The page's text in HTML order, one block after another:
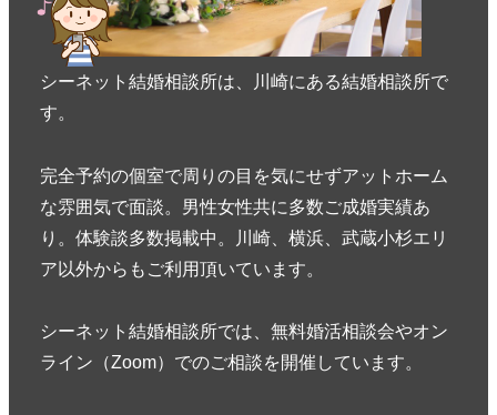
シーネット結婚相談所は、川崎にある結婚相談所で
す。
完全予約の個室で周りの目を気にせずアットホーム
な雰囲気で面談。男性女性共に多数ご成婚実績あ
り。体験談多数掲載中。川崎、横浜、武蔵小杉エリ
ア以外からもご利用頂いています。
シーネット結婚相談所では、無料婚活相談会やオン
ライン（Zoom）でのご相談を開催しています。